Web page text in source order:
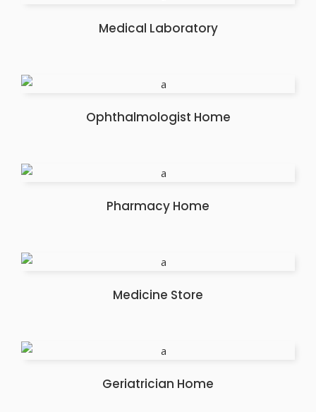
Medical Laboratory
Ophthalmologist Home
Pharmacy Home
Medicine Store
Geriatrician Home